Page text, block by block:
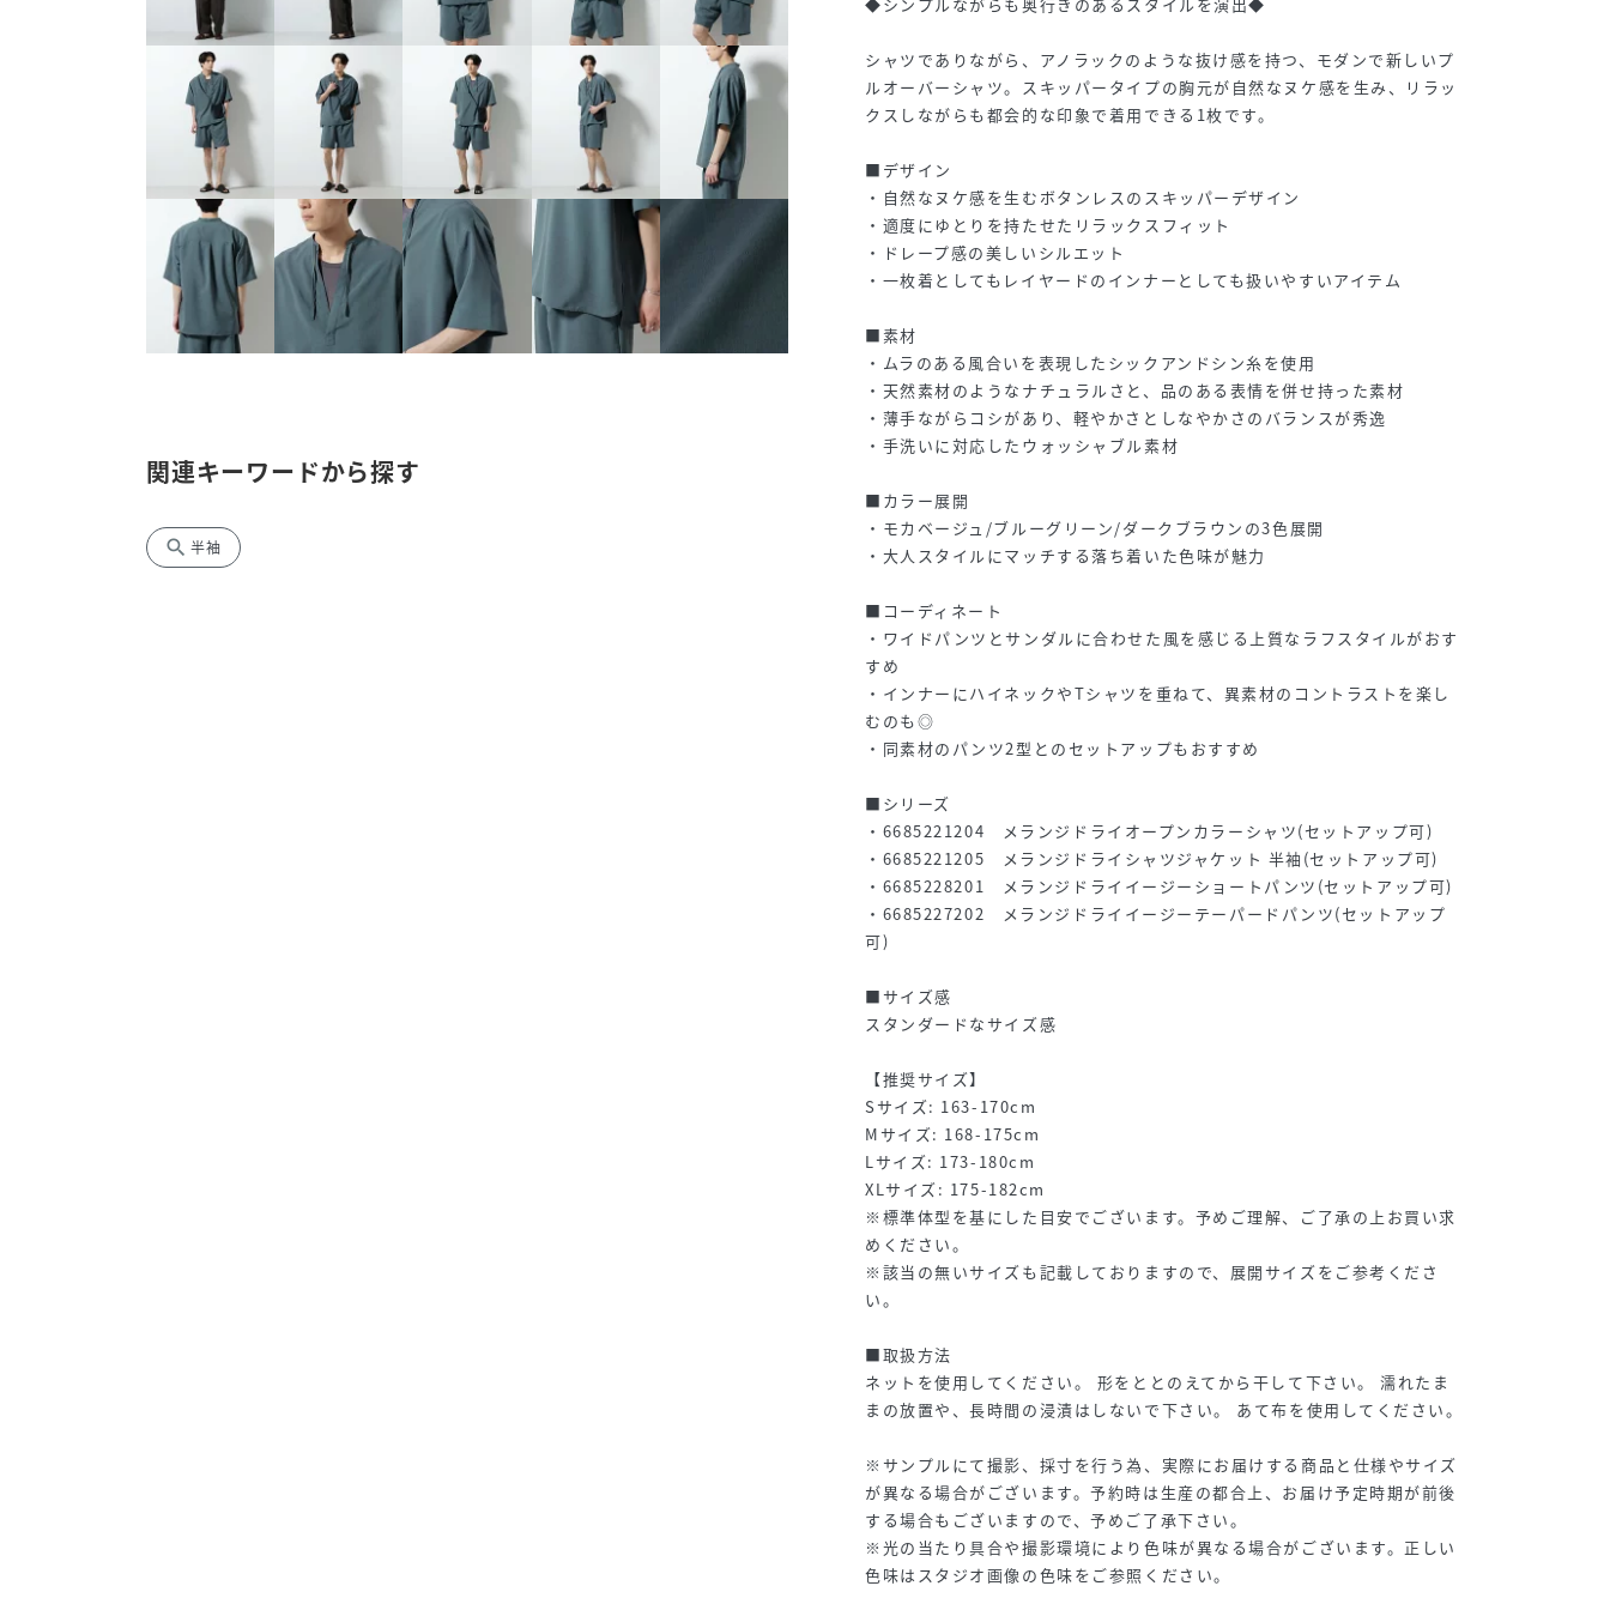
関連キーワードから探す
search 半袖
シャツでありながら、アノラックのような抜け感を持つ、モダンで新しいプ
ルオーバーシャツ。スキッパータイプの胸元が自然なヌケ感を生み、リラッ
クスしながらも都会的な印象で着用できる1枚です。
■デザイン
・自然なヌケ感を生むボタンレスのスキッパーデザイン
・適度にゆとりを持たせたリラックスフィット
・ドレープ感の美しいシルエット
・一枚着としてもレイヤードのインナーとしても扱いやすいアイテム
■素材
・ムラのある風合いを表現したシックアンドシン糸を使用
・天然素材のようなナチュラルさと、品のある表情を併せ持った素材
・薄手ながらコシがあり、軽やかさとしなやかさのバランスが秀逸
・手洗いに対応したウォッシャブル素材
■カラー展開
・モカベージュ/ブルーグリーン/ダークブラウンの3色展開
・大人スタイルにマッチする落ち着いた色味が魅力
■コーディネート
・ワイドパンツとサンダルに合わせた風を感じる上質なラフスタイルがおす
すめ
・インナーにハイネックやTシャツを重ねて、異素材のコントラストを楽し
むのも◎
・同素材のパンツ2型とのセットアップもおすすめ
■シリーズ
・6685221204 メランジドライオープンカラーシャツ(セットアップ可)
・6685221205 メランジドライシャツジャケット 半袖(セットアップ可)
・6685228201 メランジドライイージーショートパンツ(セットアップ可)
・6685227202 メランジドライイージーテーパードパンツ(セットアップ
可)
■サイズ感
スタンダードなサイズ感
【推奨サイズ】
Sサイズ: 163-170cm
Mサイズ: 168-175cm
Lサイズ: 173-180cm
XLサイズ: 175-182cm
※標準体型を基にした目安でございます。予めご理解、ご了承の上お買い求
めください。
※該当の無いサイズも記載しておりますので、展開サイズをご参考くださ
い。
■取扱方法
ネットを使用してください。 形をととのえてから干して下さい。 濡れたま
まの放置や、長時間の浸漬はしないで下さい。 あて布を使用してください。
※サンプルにて撮影、採寸を行う為、実際にお届けする商品と仕様やサイズ
が異なる場合がございます。予約時は生産の都合上、お届け予定時期が前後
する場合もございますので、予めご了承下さい。
※光の当たり具合や撮影環境により色味が異なる場合がございます。正しい
色味はスタジオ画像の色味をご参照ください。